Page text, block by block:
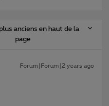
anciens en haut de la
page
Forum|Forum|2 years ago